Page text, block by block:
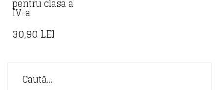
pentru clasa a
IV-a
30,90 LEI
Caută…